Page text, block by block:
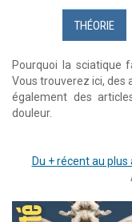
THÉORIE
Pourquoi la sciatique
Vous trouverez ici, des
également des
douleur.
Du + récent au plus